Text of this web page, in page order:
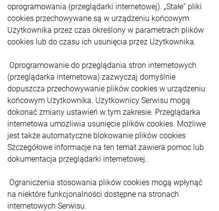
oprogramowania (przeglądarki internetowej). „Stałe” pliki
cookies przechowywane są w urządzeniu końcowym
Użytkownika przez czas określony w parametrach plików
cookies lub do czasu ich usunięcia przez Użytkownika.
Oprogramowanie do przeglądania stron internetowych
(przeglądarka internetowa) zazwyczaj domyślnie
dopuszcza przechowywanie plików cookies w urządzeniu
końcowym Użytkownika. Użytkownicy Serwisu mogą
dokonać zmiany ustawień w tym zakresie. Przeglądarka
internetowa umożliwia usunięcie plików cookies. Możliwe
jest także automatyczne blokowanie plików cookies
Szczegółowe informacje na ten temat zawiera pomoc lub
dokumentacja przeglądarki internetowej.
Ograniczenia stosowania plików cookies mogą wpłynąć
na niektóre funkcjonalności dostępne na stronach
internetowych Serwisu.